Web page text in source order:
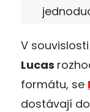
V
Lucas
formátu, se
dostávají